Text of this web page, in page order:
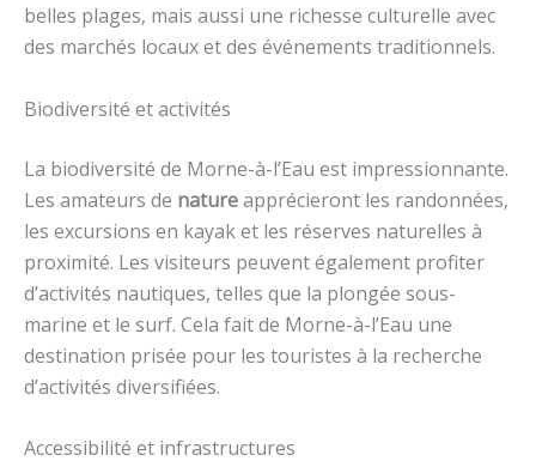
belles plages, mais aussi une richesse culturelle avec
des marchés locaux et des événements traditionnels.
Biodiversité et activités
La biodiversité de Morne-à-l’Eau est impressionnante.
Les amateurs de natureapprécieront les randonnées,
les excursions en kayak et les réserves naturelles à
proximité. Les visiteurs peuvent également profiter
d’activités nautiques, telles que la plongée sous-
marine et le surf. Cela fait de Morne-à-l’Eau une
destination prisée pour les touristes à la recherche
d’activités diversifiées.
Accessibilité et infrastructures